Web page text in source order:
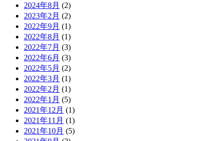
2024年8月 (2)
2023年2月 (2)
2022年9月 (1)
2022年8月 (1)
2022年7月 (3)
2022年6月 (3)
2022年5月 (2)
2022年3月 (1)
2022年2月 (1)
2022年1月 (5)
2021年12月 (1)
2021年11月 (1)
2021年10月 (5)